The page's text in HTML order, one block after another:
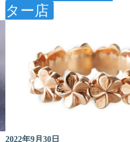
ター店
2022年9月30日